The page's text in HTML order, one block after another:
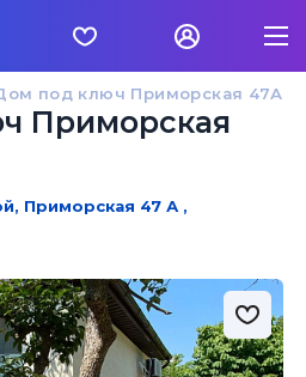
под ключ Приморская 47А
Приморская
Приморская 47 А ,